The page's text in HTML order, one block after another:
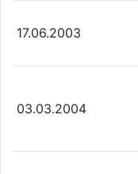
17.06.2003
03.03.2004